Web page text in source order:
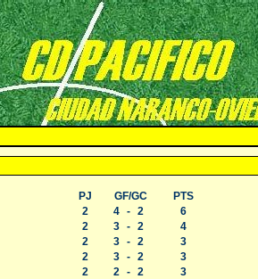
PJ GF/GC
PTS
2 4 - 2
6
2 3 - 2
4
2 3 - 2
3
2 3 - 2
3
2 2 - 2
3